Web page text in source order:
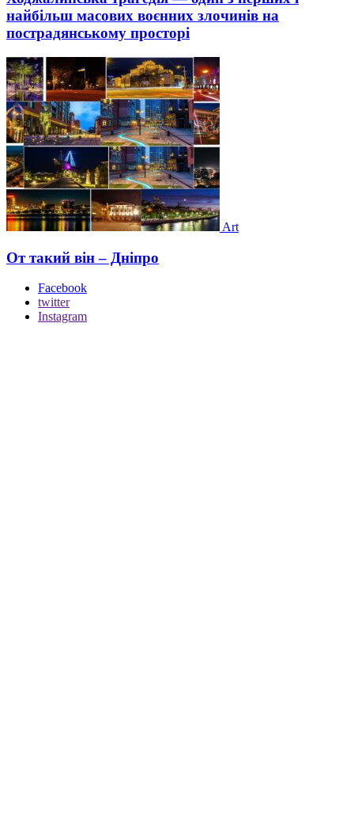
найбільш масових воєнних злочинів на
пострадянському просторі
Art
От такий він – Дніпро
Facebook
twitter
Instagram